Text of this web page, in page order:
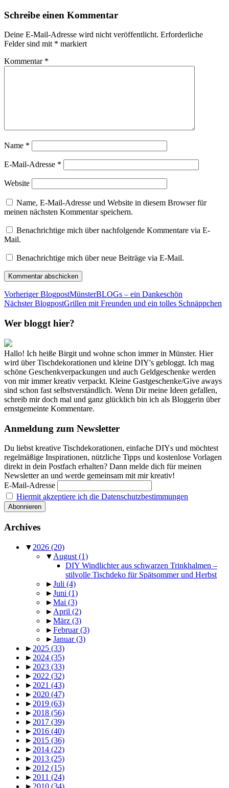
Schreibe einen Kommentar
Deine E-Mail-Adresse wird nicht veröffentlicht. Erforderliche
Felder sind mit * markiert
Kommentar *
Name *
E-Mail-Adresse *
Website
Name, E-Mail-Adresse und Website in diesem Browser für
meinen nächsten Kommentar speichern.
Benachrichtige mich über nachfolgende Kommentare via E-
Mail.
Benachrichtige mich über neue Beiträge via E-Mail.
Vorheriger BlogpostMünsterBLOGs – ein Dankeschön
Nächster BlogpostGrillen mit Freunden und ein tolles Schnäppchen
Wer bloggt hier?
Hallo! Ich heiße Birgit und wohne schon immer in Münster. Hier
wird über Tischdekorationen und kleine DIY's gebloggt. Ich mag
schöne Geschenkverpackungen und auch Geldgeschenke werden
von mir immer kreativ verpackt. Kleine Gastgeschenke/Give aways
sind schon fast selbstverständlich. Wenn Dir meine Ideen gefallen,
schreib mir doch mal und ganz glücklich bin ich als Bloggerin über
ernstgemeinte Kommentare.
Anmeldung zum Newsletter
Du liebst kreative Tischdekorationen, einfache DIYs und möchtest
regelmäßige Inspirationen, nützliche Tipps und kostenlose Vorlagen
direkt in dein Postfach erhalten? Dann melde dich für meinen
Newsletter an und werde gemeinsam mit mir kreativ!
E-Mail-Adresse
Hiermit akzeptiere ich die Datenschutzbestimmungen
Archives
▼ 2026 (20)
▼ August (1)
DIY Windlichter aus schwarzen Trinkhalmen –
stilvolle Tischdeko für Spätsommer und Herbst
►Juli (4)
►Juni (1)
►Mai (3)
► April (2)
►März (3)
►Februar(3)
►Januar(3)
► 2025 (33)
► 2024 (35)
► 2023 (33)
► 2022 (32)
► 2021 (43)
► 2020 (47)
► 2019 (63)
► 2018 (56)
► 2017 (39)
► 2016 (40)
► 2015 (36)
► 2014 (22)
► 2013 (25)
► 2012 (15)
► 2011 (24)
► 2010 (34)